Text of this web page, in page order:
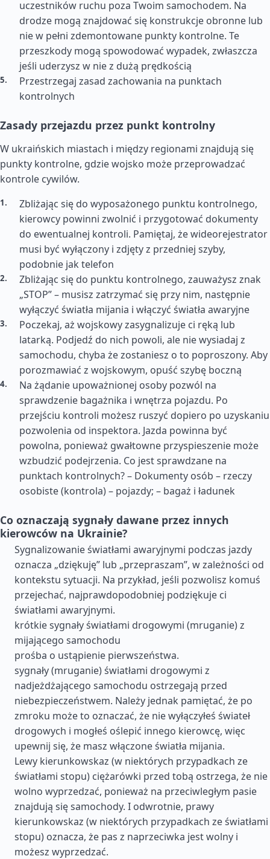
uczestników ruchu poza Twoim samochodem. Na
drodze mogą znajdować się konstrukcje obronne lub
nie w pełni zdemontowane punkty kontrolne. Te
przeszkody mogą spowodować wypadek, zwłaszcza
jeśli uderzysz w nie z dużą prędkością
Przestrzegaj zasad zachowania na punktach
kontrolnych
Zasady przejazdu przez punkt kontrolny
W ukraińskich miastach i między regionami znajdują się
punkty kontrolne, gdzie wojsko może przeprowadzać
kontrole cywilów.
Zbliżając się do wyposażonego punktu kontrolnego,
kierowcy powinni zwolnić i przygotować dokumenty
do ewentualnej kontroli. Pamiętaj, że wideorejestrator
musi być wyłączony i zdjęty z przedniej szyby,
podobnie jak telefon
Zbliżając się do punktu kontrolnego, zauważysz znak
„STOP” – musisz zatrzymać się przy nim, następnie
wyłączyć światła mijania i włączyć światła awaryjne
Poczekaj, aż wojskowy zasygnalizuje ci ręką lub
latarką. Podjedź do nich powoli, ale nie wysiadaj z
samochodu, chyba że zostaniesz o to poproszony. Aby
porozmawiać z wojskowym, opuść szybę boczną
Na żądanie upoważnionej osoby pozwól na
sprawdzenie bagażnika i wnętrza pojazdu. Po
przejściu kontroli możesz ruszyć dopiero po uzyskaniu
pozwolenia od inspektora. Jazda powinna być
powolna, ponieważ gwałtowne przyspieszenie może
wzbudzić podejrzenia. Co jest sprawdzane na
punktach kontrolnych? – Dokumenty osób – rzeczy
osobiste (kontrola) – pojazdy; – bagaż i ładunek
Co oznaczają sygnały dawane przez innych
kierowców na Ukrainie?
Sygnalizowanie światłami awaryjnymi podczas jazdy
oznacza „dziękuję” lub „przepraszam”, w zależności od
kontekstu sytuacji. Na przykład, jeśli pozwolisz komuś
przejechać, najprawdopodobniej podziękuje ci
światłami awaryjnymi.
krótkie sygnały światłami drogowymi (mruganie) z
mijającego samochodu
prośba o ustąpienie pierwszeństwa.
sygnały (mruganie) światłami drogowymi z
nadjeżdżającego samochodu ostrzegają przed
niebezpieczeństwem. Należy jednak pamiętać, że po
zmroku może to oznaczać, że nie wyłączyłeś świateł
drogowych i mogłeś oślepić innego kierowcę, więc
upewnij się, że masz włączone światła mijania.
Lewy kierunkowskaz (w niektórych przypadkach ze
światłami stopu) ciężarówki przed tobą ostrzega, że nie
wolno wyprzedzać, ponieważ na przeciwległym pasie
znajdują się samochody. I odwrotnie, prawy
kierunkowskaz (w niektórych przypadkach ze światłami
stopu) oznacza, że pas z naprzeciwka jest wolny i
możesz wyprzedzać.